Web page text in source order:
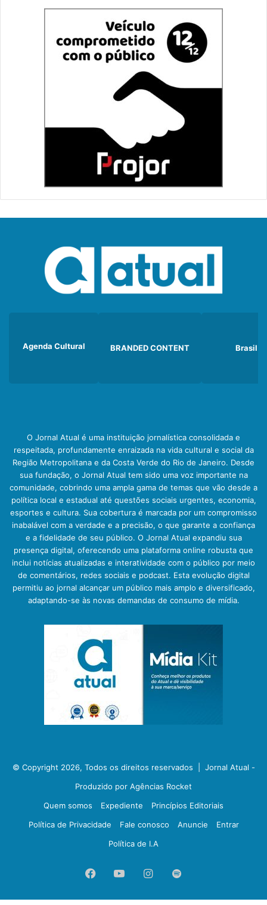
Agenda Cultural BRANDED CONTENT Brasil
O Jornal Atual é uma instituição jornalística consolidada e
respeitada, profundamente enraizada na vida cultural e social da
Região Metropolitana e da Costa Verde do Rio de Janeiro. Desde
sua fundação, o Jornal Atual tem sido uma voz importante na
comunidade, cobrindo uma ampla gama de temas que vão desde a
política local e estadual até questões sociais urgentes, economia,
esportes e cultura. Sua cobertura é marcada por um compromisso
inabalável com a verdade e a precisão, o que garante a confiança
e a fidelidade de seu público. O Jornal Atual expandiu sua
presença digital, oferecendo uma plataforma online robusta que
inclui notícias atualizadas e interatividade com o público por meio
de comentários, redes sociais e podcast. Esta evolução digital
permitiu ao jornal alcançar um público mais amplo e diversificado,
adaptando-se às novas demandas de consumo de mídia.
© Copyright 2026, Todos os direitos reservados | Jornal Atual -
Produzido por Agências Rocket
Quem somos
Expediente
Princípios Editoriais
Política de Privacidade
Fale conosco Anuncie
Entrar
Política de I.A
FacebookYouTubeInstagram
Spotify